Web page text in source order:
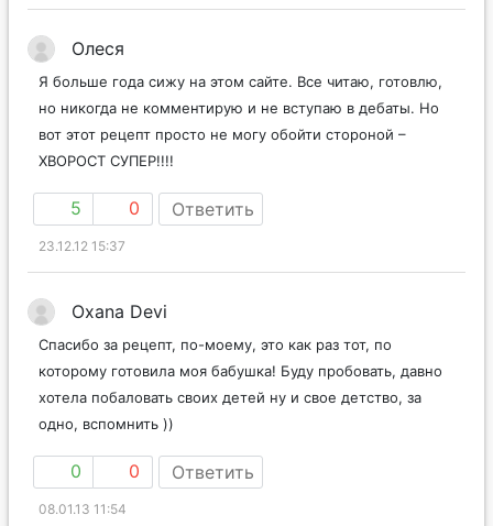
Олеся
Я больше года сижу на этом сайте. Все читаю, готовлю,
но никогда не комментирую и не вступаю в дебаты. Но
вот этот рецепт просто не могу обойти стороной –
ХВОРОСТ СУПЕР!!!!
5 0 Ответить
23.12.12 15:37
Oxana Devi
Спасибо за рецепт, по-моему, это как раз тот, по
которому готовила моя бабушка! Буду пробовать, давно
хотела побаловать своих детей ну и свое детство, за
одно, вспомнить ))
0 0 Ответить
08.01.13 11:54